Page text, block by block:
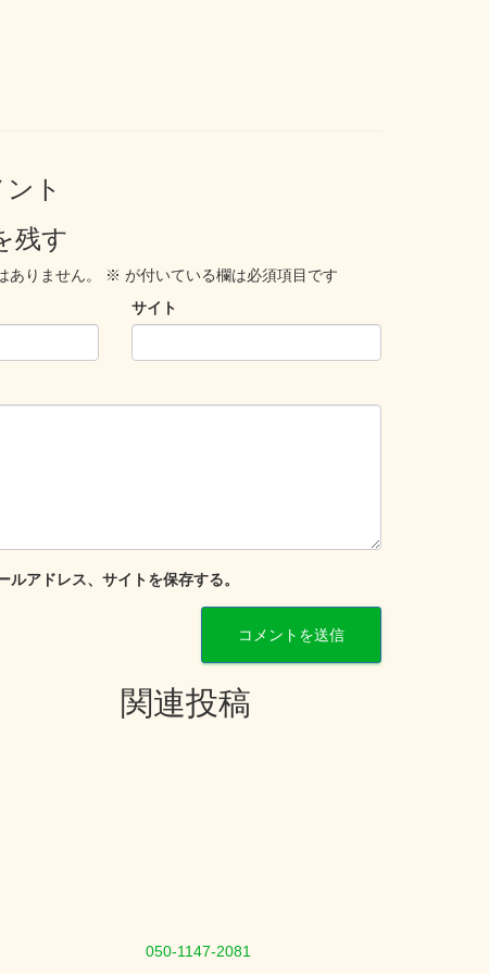
ト
残す
りません。 ※ が付いている欄は必須項目です
サイト
アドレス、サイトを保存する。
関連投稿
050-1147-2081